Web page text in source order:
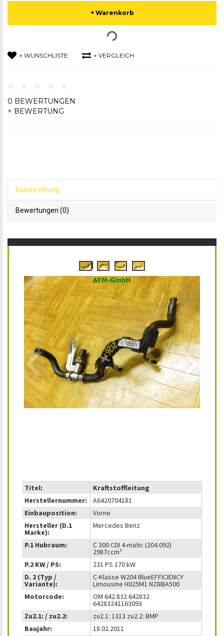
+ Warenkorb
+ WUNSCHLISTE + VERGLEICH
0 BEWERTUNGEN
+ BEWERTUNG
Beschreibung
Bewertungen (0)
‹ ›
Titel:
Kraftstoffleitung
Herstellernummer:
A6420704181
Einbauposition:
Vorne
Hersteller (D.1
Marke):
Mercedes Benz
P.1 Hubraum: C 300 CDI 4-matic (204.092)
2987ccm³
P.2 KW / PS:
231 PS 170 kW
D. 2 (Typ /
Variante):
C-Klasse W204 BlueEFFICIENCY
Limousine H025M1 NZBBA500
Motorcode:
OM 642.832 642832
64283241163093
Zu2.1: / zu2.2:
zu2.1: 1313 zu2.2: BMP
Baujahr:
18.02.2011